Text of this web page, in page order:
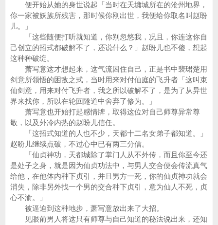
便开始从她的身世说起「当时在天墉城所在的沧州地界，
你一家被妖族所残害，那时候你刚出世，我便给你取名叫赵盼
儿。」
「这些随便打听就知道，你别忽悠我，况且，你连这你自
己创立的招式都破解不了，还说什么？」赵盼儿也不傻，想起
这种种破绽。
萧写意这才想起来，这气流困住自己，正是书中裴珺楚用
剑意所领悟的困敌之式，当时用来对付仙庭的飞升者「这叫束
仙剑意，用来对付飞升者，我之所以破解不了，是为了从异世
界来找你，所以在轮回隧道中舍弃了修为。」
萧写意也开始打起感情牌，取得这位对自己师尊异常尊
敬，以及外冷内热的赵盼儿信任。
「这招式知道的人也不少，天都十二名女弟子都知道。」
赵盼儿继续点破，不过心中已有两三分信。
「仙贞神功，天都城除了掌门人从不外传，而且你至今还
是处子之身，就是因为仙贞功法中，与男人交合便会传流真气
给他，在他体内种下贞引，并且男方一死，你的仙贞神功就会
消失，除非另外找一个男的交合种下贞引，意为仙人不死，贞
心不渝。」
被逼迫到这种地步，萧写意放出来了大招。
见眼前男人将这只有师尊与自己知道的秘法说出来，还知